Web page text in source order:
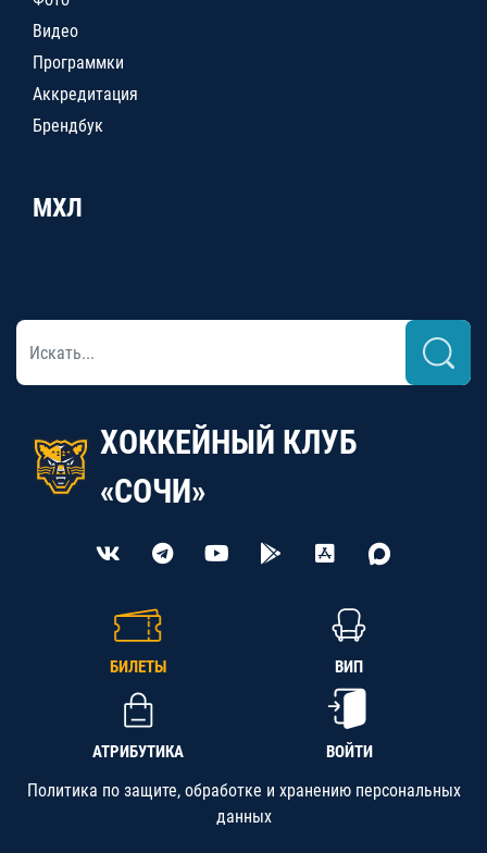
Видео
Программки
Аккредитация
Брендбук
МХЛ
ХОККЕЙНЫЙ КЛУБ
«СОЧИ»
БИЛЕТЫ ВИП
АТРИБУТИКА ВОЙТИ
Политика по защите, обработке и хранению персональных
данных